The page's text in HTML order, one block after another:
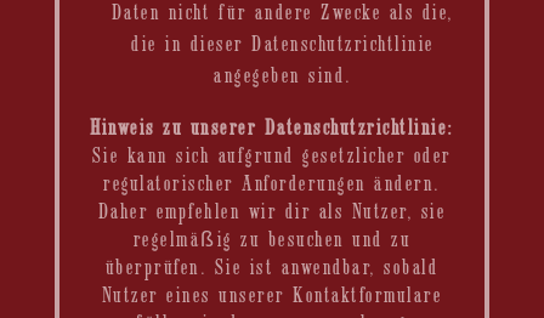
Daten nicht für andere Zwecke als die,
die in dieser Datenschutzrichtlinie
angegeben sind.
Hinweis zu unserer Datenschutzrichtlinie:
Sie kann sich aufgrund gesetzlicher oder
regulatorischer Anforderungen ändern.
Daher empfehlen wir dir als Nutzer, sie
regelmäßig zu besuchen und zu
überprüfen. Sie ist anwendbar, sobald
Nutzer eines unserer Kontaktformulare